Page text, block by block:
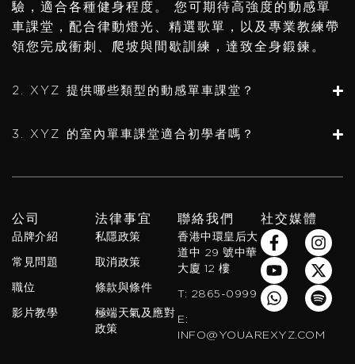
驗，適合各種健身程度。 您可期待高強度的動感單
車課堂，配合律動燈光、精選歌單，以及專業教練帶
領您完成衝刺、爬坡與間歇訓練，達致全身鍛鍊。
2. XYZ 提供哪些類型的動感單車課堂？
3. XYZ 的室內單車課堂適合初學者嗎？
公司
品牌介紹
常見問題
職位
影片教學
法律事宜
私隱政策
取消政策
條款與條件
極端天氣及應對
政策
聯絡我們
香港中環皇后大
道中 29 號中華
大廈 12 樓
T: 2865-0999
E:
INFO@YOUAREXYZ.COM
社交媒體
F
a
c
e
b
o
o
I
n
s
t
a
g
r
Y
o
u
t
u
b
e
X
-
t
w
i
t
t
W
h
a
t
s
a
p
S
p
o
t
i
f
y